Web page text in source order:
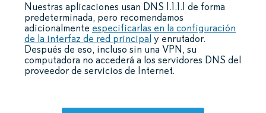
Nuestras aplicaciones usan DNS 1.1.1.1 de forma
predeterminada, pero recomendamos
adicionalmente especificarlas en la configuración
de la interfaz de red principal y enrutador.
Después de eso, incluso sin una VPN, su
computadora no accederá a los servidores DNS del
proveedor de servicios de Internet.